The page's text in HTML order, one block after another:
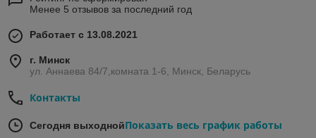
Менее 5 отзывов за последний год
Работает с 13.08.2021
г. Минск
ул. Аннаева 84/7,комната 1-6, Минск, Беларусь
Контакты
Сегодня выходнойПоказать весь график работы